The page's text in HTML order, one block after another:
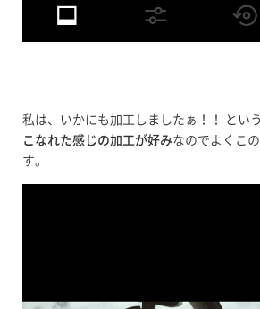
私は、いかにも加工しましたぁ！！ とい
こなれた感じの加工が好みなのでよくこ
す。